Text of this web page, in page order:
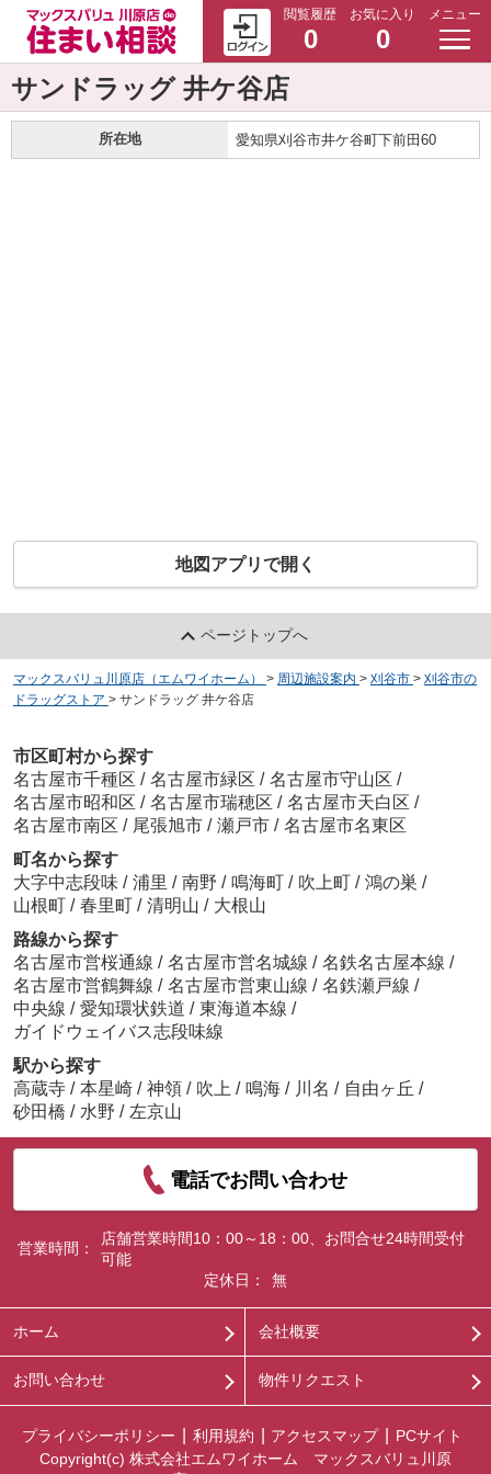
閲覧履歴
0
お気に入り
0
メニュー
サンドラッグ 井ケ谷店
所在地 愛知県刈谷市井ケ谷町下前田60
地図アプリで開く
ページトップへ
マックスバリュ川原店（エムワイホーム） > 周辺施設案内 > 刈谷市 > 刈谷市の
ドラッグストア > サンドラッグ 井ケ谷店
市区町村から探す
名古屋市千種区 / 名古屋市緑区 / 名古屋市守山区 /
名古屋市昭和区 / 名古屋市瑞穂区 / 名古屋市天白区 /
名古屋市南区 / 尾張旭市 / 瀬戸市 / 名古屋市名東区
町名から探す
大字中志段味 / 浦里 / 南野 / 鳴海町 / 吹上町 / 鴻の巣 /
山根町 / 春里町 / 清明山 / 大根山
路線から探す
名古屋市営桜通線 / 名古屋市営名城線 / 名鉄名古屋本線 /
名古屋市営鶴舞線 / 名古屋市営東山線 / 名鉄瀬戸線 /
中央線 / 愛知環状鉄道 / 東海道本線 /
ガイドウェイバス志段味線
駅から探す
高蔵寺 / 本星崎 / 神領 / 吹上 / 鳴海 / 川名 / 自由ヶ丘 /
砂田橋 / 水野 / 左京山
電話でお問い合わせ
営業時間：
店舗営業時間10：00～18：00、お問合せ24時間受付
可能
定休日：
無
ホーム 会社概要
お問い合わせ 物件リクエスト
プライバシーポリシー 利用規約 アクセスマップ
PCサイト
Copyright(c) 株式会社エムワイホーム マックスバリュ川原